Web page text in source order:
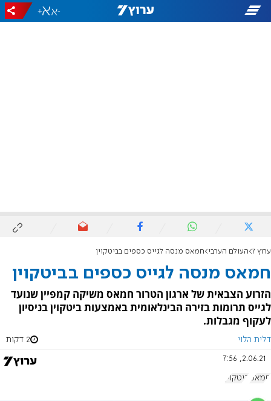
-
+
ערוץ 7 העולם הערבי חמאס מנסה לגייס כספים בביטקוין
חמאס מנסה לגייס כספים בביטקוין
הזרוע הצבאית של ארגון הטרור חמאס משיקה קמפיין שנועד
לגייס תרומות בזירה הבינלאומית באמצעות ביטקוין בניסיון
לעקוף מגבלות.
דלית הלוי 2 דקות
2.06.21, 7:56
חמאס ביטקוין